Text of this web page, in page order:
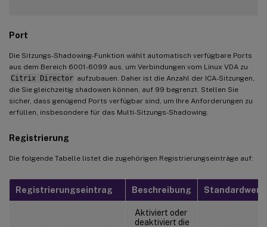
Port
Die Sitzungs-Shadowing-Funktion wählt automatisch verfügbare Ports
aus dem Bereich 6001-6099 aus, um Verbindungen vom Linux VDA zu
Citrix Director aufzubauen. Daher ist die Anzahl der ICA-Sitzungen,
die Sie gleichzeitig shadowen können, auf 99 begrenzt. Stellen Sie
sicher, dass genügend Ports verfügbar sind, um Ihre Anforderungen zu
erfüllen, insbesondere für das Multi-Sitzungs-Shadowing.
Registrierung
Die folgende Tabelle listet die zugehörigen Registrierungseinträge auf:
Registrierungseintrag Beschreibung Standardwert
Aktiviert oder
deaktiviert die